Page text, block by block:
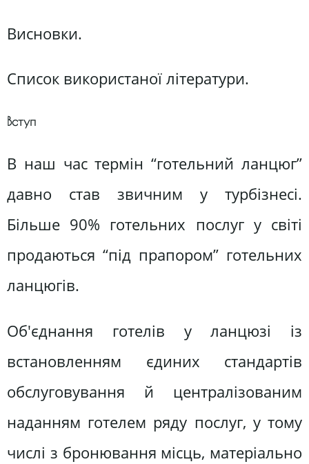
Висновки.
Список використаної літератури.
Вступ
В наш час термін “готельний ланцюг”
давно став звичним у турбізнесі.
Більше 90% готельних послуг у світі
продаються “під прапором” готельних
ланцюгів.
Об'єднання готелів у ланцюзі із
встановленням єдиних стандартів
обслуговування й централізованим
наданням готелем ряду послуг, у тому
числі з бронювання місць, матеріально